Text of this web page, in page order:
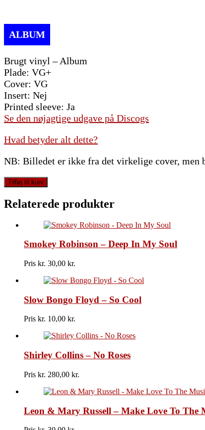
Brugt vinyl – Album
Plade: VG+
Cover: VG
Insert: Nej
Printed sleeve: Ja
Se den nøjagtige udgave på Discogs
Hvad betyder alt dette?
NB: Billedet er ikke fra det virkelige cover, men
Jim
Photoglo
-
Fool
Love
Tilføj til kurv
Relaterede produkter
Smokey Robinson – Deep In My Soul
Pris kr. 30,00
Slow Bongo Floyd – So Cool
Pris kr. 10,00
Shirley Collins – No Roses
Pris kr. 280,00
Leon & Mary Russell – Make Love To The